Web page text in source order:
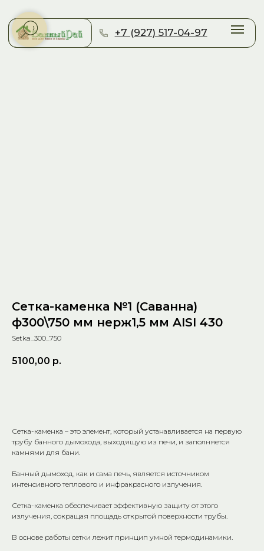
+7 (927) 517-04-97
Сетка-каменка №1 (Саванна)
ф300\750 мм нерж1,5 мм AISI 430
Setka_300_750
5100,00 р.
Сетка-каменка – это элемент, который устанавливается на первую
трубу банного дымохода, выходящую из печи, и заполняется
камнями для бани.
Банный дымоход, как и сама печь, является источником
интенсивного теплового и инфракрасного излучения.
Сетка-каменка обеспечивает эффективную защиту от этого
излучения, сокращая площадь открытой поверхности трубы.
В основе работы сетки лежит принцип умной термодинамики.